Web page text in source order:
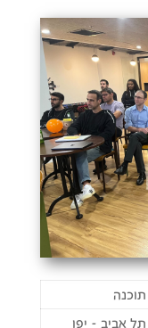
אביב - יפו